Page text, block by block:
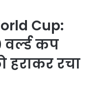
Cup:
वर्ल्ड कप
हराकर रचा